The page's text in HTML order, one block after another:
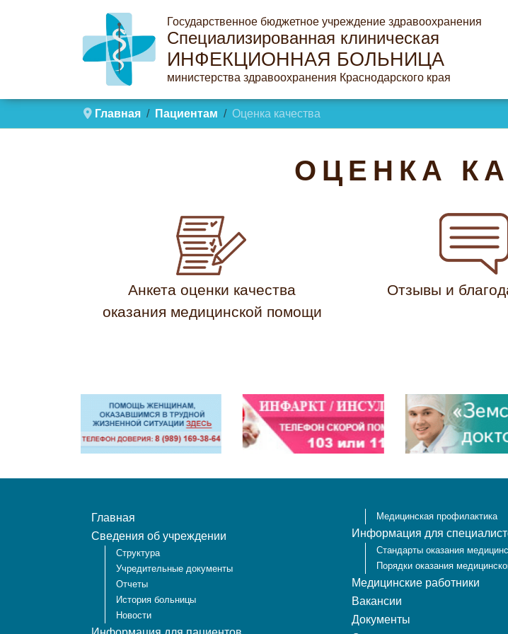
Государственное бюджетное учреждение здравоохранения
Специализированная клиническая
ИНФЕКЦИОННАЯ БОЛЬНИЦА
министерства здравоохранения Краснодарского края
Главная Пациентам Оценка качества
ОЦЕНКА
Анкета оценки качества
оказания медицинской помощи
Отзывы и
Главная
Сведения об учреждении
Структура
Учредительные документы
Отчеты
История больницы
Новости
Медицинская профилактика
Информация для
Стандарты оказания
Порядки оказания
Медицинские работники
Вакансии
Документы